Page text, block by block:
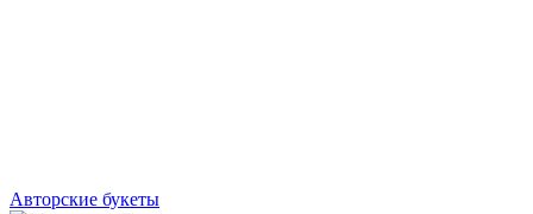
Авторские букеты